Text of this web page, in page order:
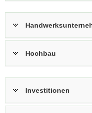
Hochbau
Investitionen